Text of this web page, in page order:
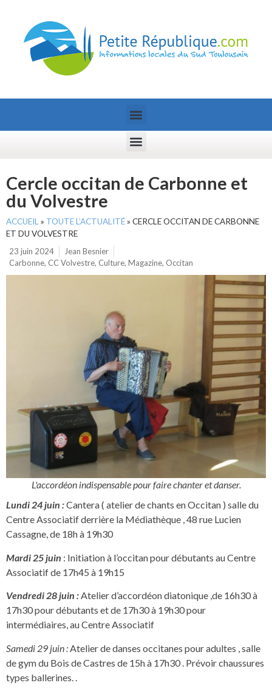
Cercle occitan de Carbonne et
du Volvestre
ACCUEIL » TOUTE L’ACTUALITÉ» CERCLE OCCITAN DE CARBONNE
ET DU VOLVESTRE
23 juin 2024
Jean Besnier
Carbonne, CC Volvestre, Culture, Magazine, Occitan
L'accordéon indispensable pour faire chanter et danser.
Lundi 24 juin :Cantera ( atelier de chants en Occitan ) salle du
Centre Associatif derrière la Médiathèque , 48 rue Lucien
Cassagne, de 18h à 19h30
Mardi 25 juin : Initiation à l’occitan pour débutants au Centre
Associatif de 17h45 à 19h15
Vendredi 28 juin :Atelier d’accordéon diatonique ,de 16h30 à
17h30 pour débutants et de 17h30 à 19h30 pour
intermédiaires, au Centre Associatif
Samedi 29 juin : Atelier de danses occitanes pour adultes , salle
de gym du Bois de Castres de 15h à 17h30 . Prévoir chaussures
types ballerines. .